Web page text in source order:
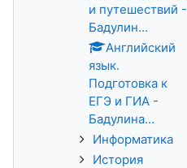
и путешествий -
Бадулин...
Английский
язык.
Подготовка к
ЕГЭ и ГИА -
Бадулина...
Информатика
История